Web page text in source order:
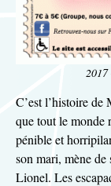
2017
C’est l’histoire
que tout le monde
pénible et
son mari, mène de
Lionel. Les